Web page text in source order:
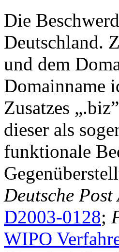
Die
Deutschland.
und dem
Domainname
Zusatzes
dieser als
funktionale
Deutsche
D2003-0128;
WIPO